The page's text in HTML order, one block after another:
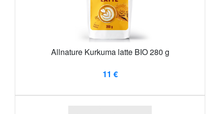
Allnature Kurkuma latte BIO 280 g
11 €